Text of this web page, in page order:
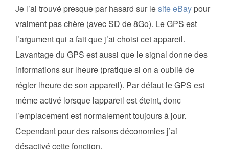
Je l’ai trouvé presque par hasard sur lesite eBay pour
vraiment pas chère (avec SD de 8Go). Le GPS est
l’argument qui a fait que j’ai choisi cet appareil.
Lavantage du GPS est aussi que le signal donne des
informations sur lheure (pratique si on a oublié de
régler lheure de son appareil). Par défaut le GPS est
même activé lorsque lappareil est éteint, donc
l’emplacement est normalement toujours à jour.
Cependant pour des raisons déconomies j’ai
désactivé cette fonction.